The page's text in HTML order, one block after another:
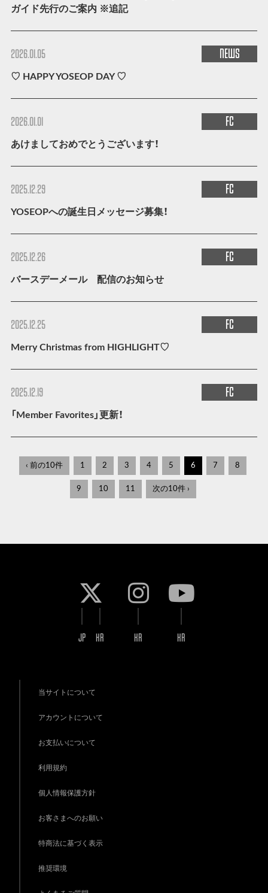
ガイド先行のご案内 ※追記
2026.01.05 NEWS
♡ HAPPY YOSEOP DAY ♡
2026.01.01 FC
あけましておめでとうございます！
2025.12.29 FC
YOSEOPへの誕生日メッセージ募集！
2025.12.26 FC
バースデーメール 配信のお知らせ
2025.12.25 FC
Merry Christmas from HIGHLIGHT♡
2025.12.19 FC
「Member Favorites」更新！
‹ 前の10件 1 2 3 4 5 6 7 8
9 10 11 次の10件 ›
JP KR KR KR
当サイトについて
アカウントについて
お支払いについて
利用規約
個人情報保護方針
お客さまへのお願い
特商法に基づく表示
推奨環境